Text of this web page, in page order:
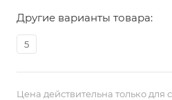
Другие варианты товара:
5
Цена действительна только для